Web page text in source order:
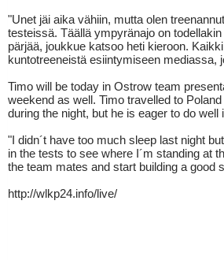
"Unet jäi aika vähiin, mutta olen
testeissä. Täällä ympyränajo on
pärjää, joukkue katsoo heti kieroon.
kuntotreeneistä esiintymiseen mediassa,
Timo will be today in Ostrow team
weekend as well. Timo travelled to
during the night, but he is eager to do well
"I didn´t have too much sleep last night
in the tests to see where I´m standing at
the team mates and start building a good
http://wlkp24.info/live/